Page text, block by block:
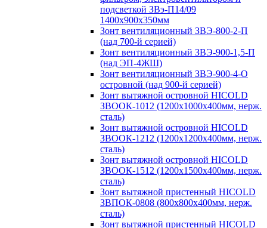
подсветкой ЗВэ-П14/09
1400х900х350мм
Зонт вентиляционный ЗВЭ-800-2-П
(над 700-й серией)
Зонт вентиляционный ЗВЭ-900-1,5-П
(над ЭП-4ЖШ)
Зонт вентиляционный ЗВЭ-900-4-О
островной (над 900-й серией)
Зонт вытяжной островной HICOLD
ЗВООК-1012 (1200х1000х400мм, нерж.
сталь)
Зонт вытяжной островной HICOLD
ЗВООК-1212 (1200x1200x400мм, нерж.
сталь)
Зонт вытяжной островной HICOLD
ЗВООК-1512 (1200х1500х400мм, нерж.
сталь)
Зонт вытяжной пристенный HICOLD
ЗВПОК-0808 (800х800х400мм, нерж.
сталь)
Зонт вытяжной пристенный HICOLD